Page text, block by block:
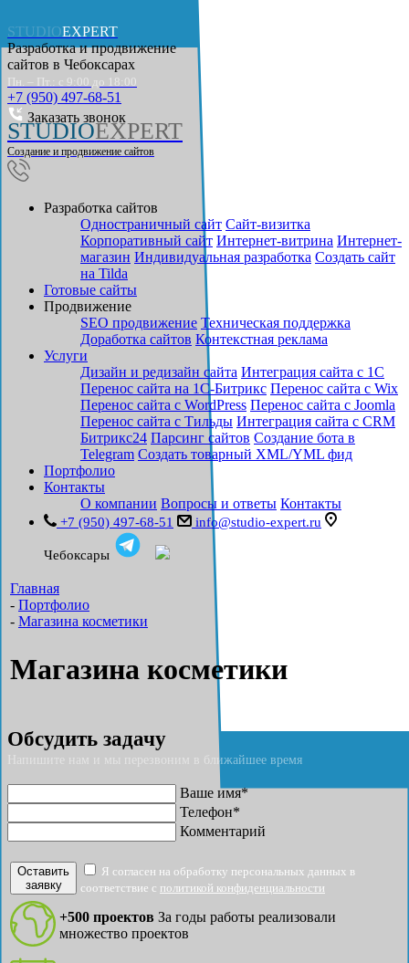
STUDIOEXPERT
Разработка и продвижение
сайтов в Чебоксарах
Пн. – Пт.: с 9:00 до 18:00
+7 (950) 497-68-51
Заказать звонок
STUDIOEXPERT
Создание и продвижение сайтов
Разработка сайтов
Одностраничный сайт Cайт-визитка
Корпоративный сайт Интернет-витрина Интернет-
магазин Индивидуальная разработка Создать сайт
на Tilda
Готовые сайты
Продвижение
SEO продвижение Техническая поддержка
Доработка сайтов Контекстная реклама
Услуги
Дизайн и редизайн сайта Интеграция сайта с 1С
Перенос сайта на 1С-Битрикс Перенос сайта с Wix
Перенос сайта с WordPress Перенос сайта с Joomla
Перенос сайта с Тильды Интеграция сайта с CRM
Битрикс24 Парсинг сайтов Создание бота в
Telegram Создать товарный XML/YML фид
Портфолио
Контакты
О компании Вопросы и ответы Контакты
+7 (950) 497-68-51 info@studio-expert.ru
Чебоксары
Главная
- Портфолио
- Магазина косметики
Магазина косметики
Обсудить задачу
Напишите нам и мы перезвоним в ближайшее время
Ваше имя*
Телефон*
Комментарий
Оставить
заявку
Я согласен на обработку персональных данных в
соответствие с политикой конфиденциальности
+500 проектов За годы работы реализовали
множество проектов